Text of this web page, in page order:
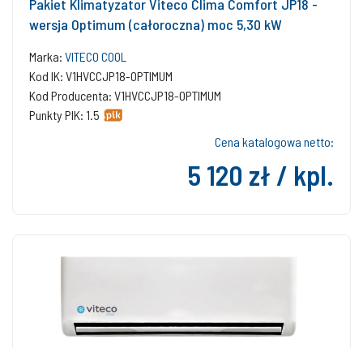
Pakiet Klimatyzator Viteco Clima Comfort JP18 -
wersja Optimum (całoroczna) moc 5,30 kW
Marka: VITECO COOL
Kod IK: V1HVCCJP18-OPTIMUM
Kod Producenta: V1HVCCJP18-OPTIMUM
Punkty PIK: 1.5
Cena katalogowa netto:
5 120 zł / kpl.